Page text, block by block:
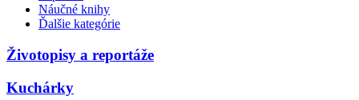
Náučné knihy
Ďalšie kategórie
Životopisy a reportáže
Kuchárky